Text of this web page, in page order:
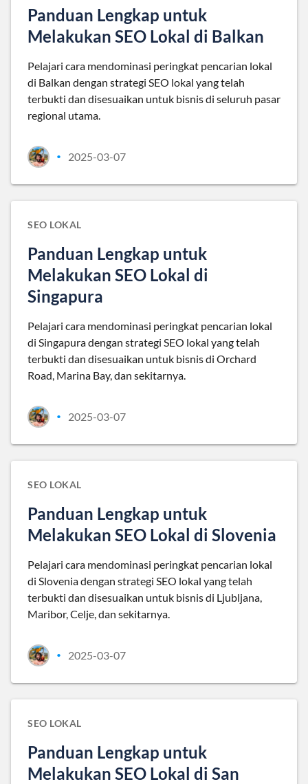
Panduan Lengkap untuk
Melakukan SEO Lokal di Balkan
Pelajari cara mendominasi peringkat pencarian lokal
di Balkan dengan strategi SEO lokal yang telah
terbukti dan disesuaikan untuk bisnis di seluruh pasar
regional utama.
• 2025-03-07
SEO LOKAL
Panduan Lengkap untuk
Melakukan SEO Lokal di
Singapura
Pelajari cara mendominasi peringkat pencarian lokal
di Singapura dengan strategi SEO lokal yang telah
terbukti dan disesuaikan untuk bisnis di Orchard
Road, Marina Bay, dan sekitarnya.
• 2025-03-07
SEO LOKAL
Panduan Lengkap untuk
Melakukan SEO Lokal di Slovenia
Pelajari cara mendominasi peringkat pencarian lokal
di Slovenia dengan strategi SEO lokal yang telah
terbukti dan disesuaikan untuk bisnis di Ljubljana,
Maribor, Celje, dan sekitarnya.
• 2025-03-07
SEO LOKAL
Panduan Lengkap untuk
Melakukan SEO Lokal di San